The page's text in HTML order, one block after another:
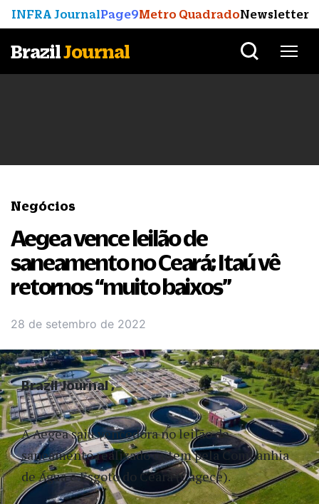
INFRA JournalPage9Metro QuadradoNewsletter
BrazilJournal
Negócios
Aegea vence leilão de
saneamento no Ceará; Itaú vê
retornos “muito baixos”
28 de setembro de 2022
A Aegea saiu vencedora no leilão de
saneamento realizado ontem pela Companhia
de Água e Esgoto do Ceará (Cagece).
Brazil Journal